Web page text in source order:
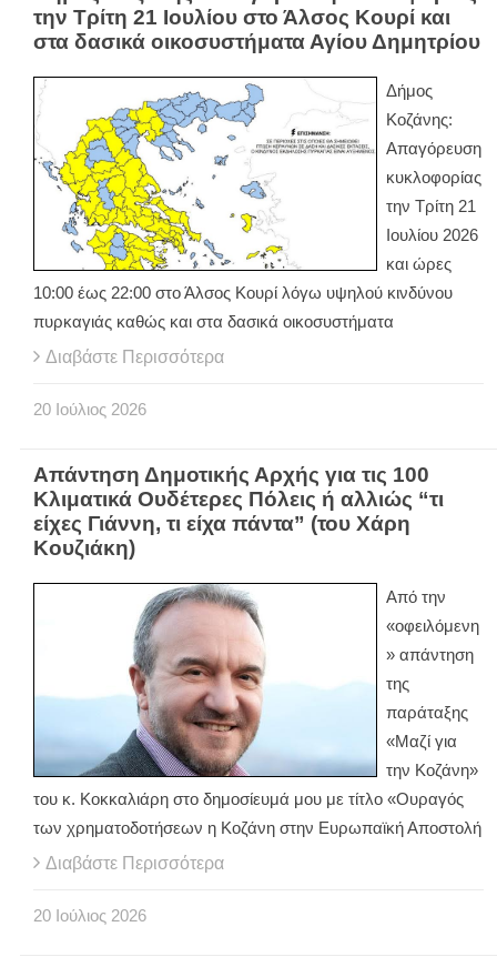
την Τρίτη 21 Ιουλίου στο Άλσος Κουρί και
στα δασικά οικοσυστήματα Αγίου Δημητρίου
Δήμος
Κοζάνης:
Απαγόρευση
κυκλοφορίας
την Τρίτη 21
Ιουλίου 2026
και ώρες
10:00 έως 22:00 στο Άλσος Κουρί λόγω υψηλού κινδύνου
πυρκαγιάς καθώς και στα δασικά οικοσυστήματα
Διαβάστε Περισσότερα
20 Ιούλιος 2026
Απάντηση Δημοτικής Αρχής για τις 100
Κλιματικά Ουδέτερες Πόλεις ή αλλιώς “τι
είχες Γιάννη, τι είχα πάντα” (του Χάρη
Κουζιάκη)
Από την
«οφειλόμενη
» απάντηση
της
παράταξης
«Μαζί για
την Κοζάνη»
του κ. Κοκκαλιάρη στο δημοσίευμά μου με τίτλο «Ουραγός
των χρηματοδοτήσεων η Κοζάνη στην Ευρωπαϊκή Αποστολή
Διαβάστε Περισσότερα
20 Ιούλιος 2026